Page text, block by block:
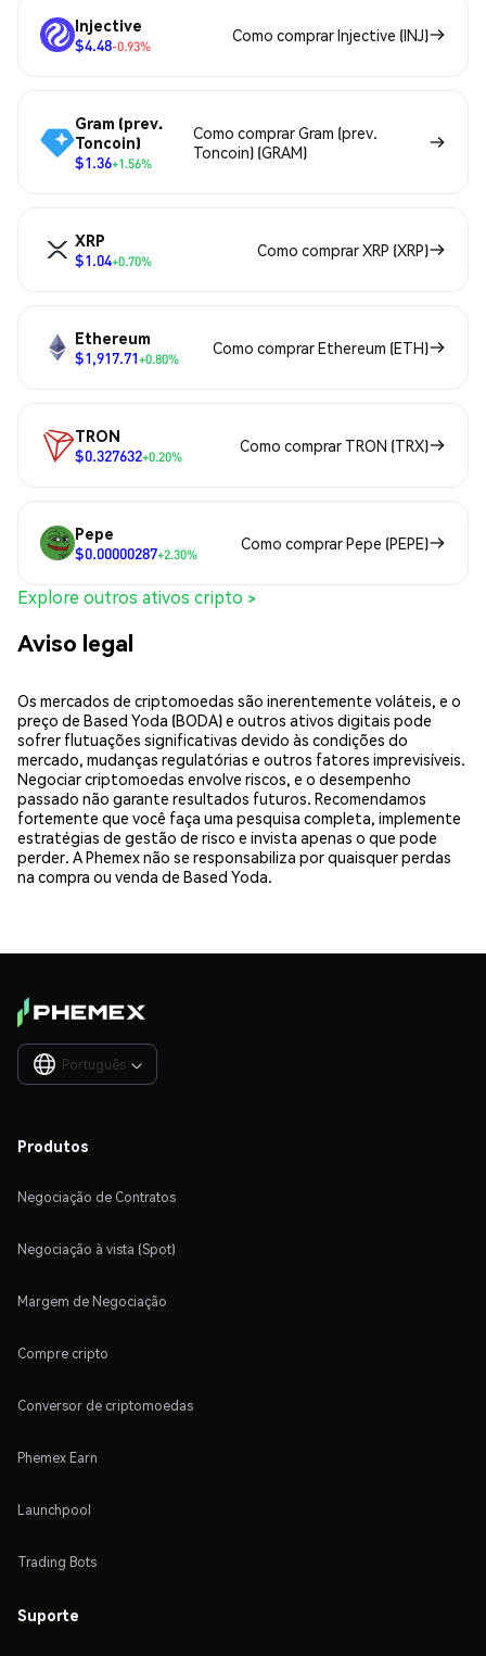
Injective
$4.48-0.93%
Como comprar Injective (INJ)
Gram (prev.
Toncoin)
$1.36+1.56%
Como comprar Gram (prev.
Toncoin) (GRAM)
XRP
$1.04+0.70%
Como comprar XRP (XRP)
Ethereum
$1,917.71+0.80%
Como comprar Ethereum (ETH)
TRON
$0.327632+0.20%
Como comprar TRON (TRX)
Pepe
$0.00000287+2.30%
Como comprar Pepe (PEPE)
Explore outros ativos cripto >
Aviso legal
Os mercados de criptomoedas são inerentemente voláteis, e o
preço de Based Yoda (BODA) e outros ativos digitais pode
sofrer flutuações significativas devido às condições do
mercado, mudanças regulatórias e outros fatores imprevisíveis.
Negociar criptomoedas envolve riscos, e o desempenho
passado não garante resultados futuros. Recomendamos
fortemente que você faça uma pesquisa completa, implemente
estratégias de gestão de risco e invista apenas o que pode
perder. A Phemex não se responsabiliza por quaisquer perdas
na compra ou venda de Based Yoda.
Português 
Produtos
Negociação de Contratos
Negociação à vista (Spot)
Margem de Negociação
Compre cripto
Conversor de criptomoedas
Phemex Earn
Launchpool
Trading Bots
Suporte